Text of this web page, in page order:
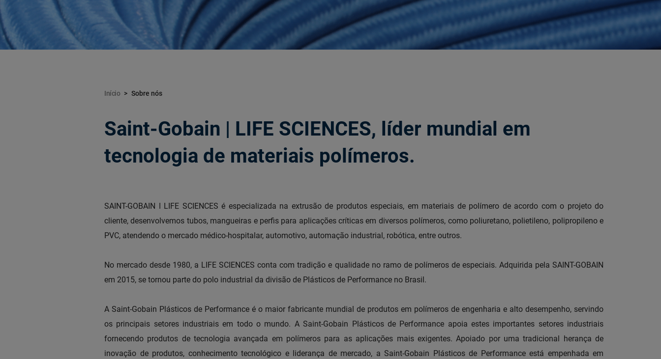
Início Sobre nós
Saint-Gobain | LIFE SCIENCES, líder mundial em
tecnologia de materiais polímeros.
SAINT-GOBAIN ǀ LIFE SCIENCES é especializada na extrusão de produtos especiais, em materiais de polímero de acordo com o projeto do
cliente, desenvolvemos tubos, mangueiras e perfis para aplicações críticas em diversos polímeros, como poliuretano, polietileno, polipropileno e
PVC, atendendo o mercado médico-hospitalar, automotivo, automação industrial, robótica, entre outros.
No mercado desde 1980, a LIFE SCIENCES conta com tradição e qualidade no ramo de polímeros de especiais. Adquirida pela SAINT-GOBAIN
em 2015, se tornou parte do polo industrial da divisão de Plásticos de Performance no Brasil.
A Saint-Gobain Plásticos de Performance é o maior fabricante mundial de produtos em polímeros de engenharia e alto desempenho, servindo
os principais setores industriais em todo o mundo. A Saint-Gobain Plásticos de Performance apoia estes importantes setores industriais
fornecendo produtos de tecnologia avançada em polímeros para as aplicações mais exigentes. Apoiado por uma tradicional herança de
inovação de produtos, conhecimento tecnológico e liderança de mercado, a Saint-Gobain Plásticos de Performance está empenhada em